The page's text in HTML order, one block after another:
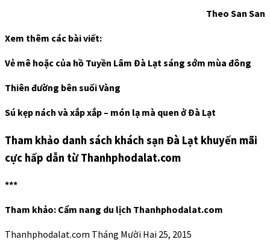
Theo San San
Xem thêm các bài viết:
Vẻ mê hoặc của hồ Tuyền Lâm Đà Lạt sáng sớm mùa đông
Thiên đường bên suối Vàng
Sú kẹp nách và xắp xắp – món lạ mà quen ở Đà Lạt
Tham khảo danh sách khách sạn Đà Lạt khuyến mãi
cực hấp dẫn từ Thanhphodalat.com
***
Tham khảo: Cẩm nang du lịch Thanhphodalat.com
Thanhphodalat.com Tháng Mười Hai 25, 2015